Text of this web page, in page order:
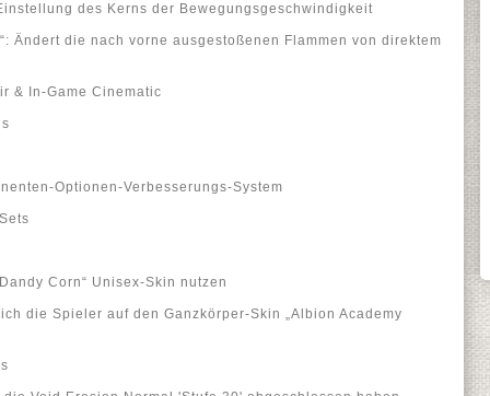
des Kerns der Bewegungsgeschwindigkeit
Ändert die nach vorne ausgestoßenen Flammen von direktem
& In-Game Cinematic
Optionen-Verbesserungs-System
Corn“ Unisex-Skin nutzen
die Spieler auf den Ganzkörper-Skin „Albion Academy